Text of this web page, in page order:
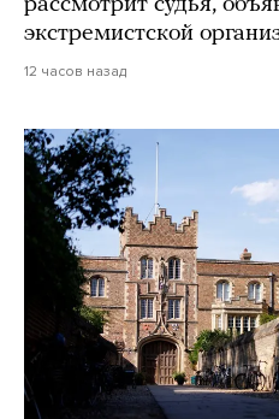
экстремистской
12 часов назад